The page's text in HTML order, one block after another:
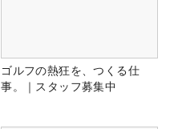
ゴルフの熱狂を、つくる仕
事。｜スタッフ募集中